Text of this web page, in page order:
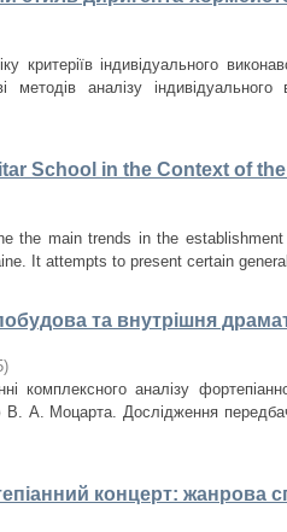
критеріїв індивідуального
аналізу індивідуального
School in the Context of
the main trends in the
It attempts to present certain
та внутрішня
)
комплексного аналізу
А. Моцарта. Дослідження
концерт: жанрова